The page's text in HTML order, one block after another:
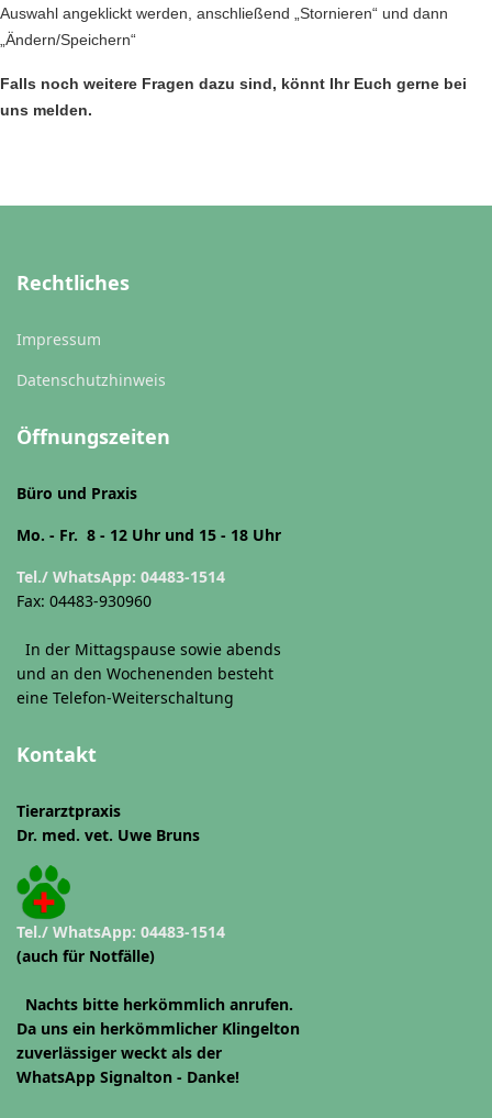
Auswahl angeklickt werden, anschließend „Stornieren“ und dann
„Ändern/Speichern“
Falls noch weitere Fragen dazu sind, könnt Ihr Euch gerne bei
uns melden.
Rechtliches
Impressum
Datenschutzhinweis
Öffnungszeiten
Büro und Praxis
Mo. - Fr. 8 - 12 Uhr und 15 - 18 Uhr
Tel./ WhatsApp: 04483-1514
Fax: 04483-930960
In der Mittagspause sowie abends
und an den Wochenenden besteht
eine Telefon-Weiterschaltung
Kontakt
Tierarztpraxis
Dr. med. vet. Uwe Bruns
Tel./ WhatsApp: 04483-1514
(auch für Notfälle)
Nachts bitte herkömmlich anrufen.
Da uns ein herkömmlicher Klingelton
zuverlässiger weckt als der
WhatsApp Signalton - Danke!